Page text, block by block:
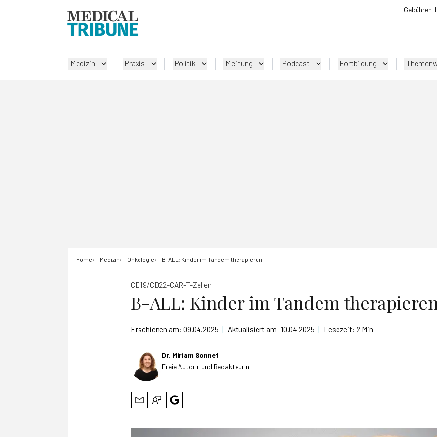
Gebühren-
Medizin Praxis Politik Meinung Podcast Fortbildung
Home Medizin Onkologie B-ALL: Kinder im Tandem therapieren
CD19/CD22-CAR-T-Zellen
B-ALL: Kinder im Tandem
Erschienen am: 09.04.2025 | Aktualisiert am: 10.04.2025 | Lesezeit: 2 Min
Dr. Miriam Sonnet
Freie Autorin und Redakteurin